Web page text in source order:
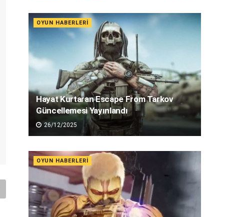
OYUN HABERLERI
Hayat Kurtaran Escape From Tarkov
Güncellemesi Yayınlandı
26/12/2025
OYUN HABERLERI